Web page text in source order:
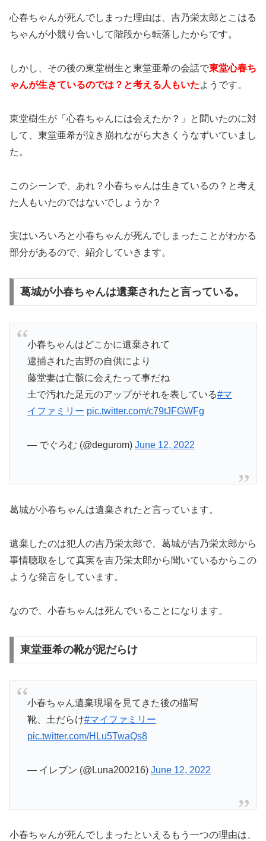
心春ちゃんが死んでしまった理由は、吉乃栄太郎とこはる
ちゃんが小競り合いして階段から転落したからです。
しかし、その後の東堂樹生と東堂亜希の会話で東堂心春ち
ゃんが生きているのでは？と考える人もいたようです。
東堂樹生が「心春ちゃんには会えたか？」と聞いたのに対
して、東堂亜希が泣き崩れながら大きくうなずいていまし
た。
このシーンで、あれ？小春ちゃんは生きているの？と考え
た人もいたのではないでしょうか？
実はいろいろと小春ちゃんが死んでしまったことがわかる
部分があるので、紹介していきます。
葛城が小春ちゃんは遺棄されたと言っている。
小春ちゃんはどこかに遺棄されて
逮捕された吉野の自供により
藤堂妻は亡骸に会えたって事だね
土で汚れた足元のアップがそれを表している#マ
イファミリー pic.twitter.com/c79tJFGWFg
— でぐろむ (@degurom) June 12, 2022
葛城が小春ちゃんは遺棄されたと言っています。
遺棄したのは犯人の吉乃栄太郎で、葛城が吉乃栄太郎から
事情聴取をして真実を吉乃栄太郎から聞いているからこの
ような発言をしています。
なので、小春ちゃんは死んでいることになります。
東堂亜希の靴が泥だらけ
小春ちゃん遺棄現場を見てきた後の描写
靴、土だらけ#マイファミリー
pic.twitter.com/HLu5TwaQs8
— イレブン (@Luna200216) June 12, 2022
小春ちゃんが死んでしまったといえるもう一つの理由は、